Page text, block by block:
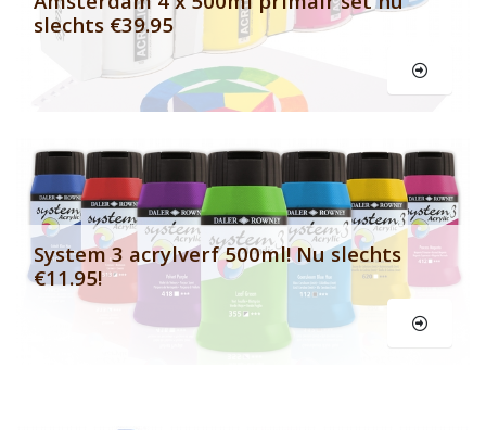
slechts €39.95
System 3 acrylverf 500ml! Nu slechts
€11.95!